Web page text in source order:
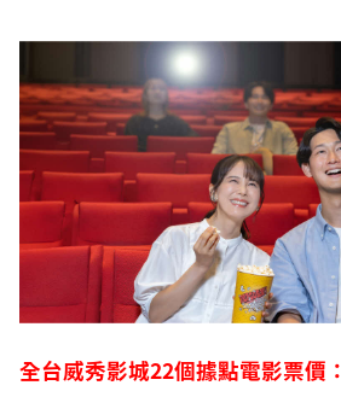
全台威秀影城22個據點電影票價：